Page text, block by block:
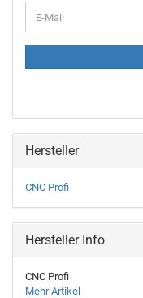
ZUR
E-
Mail
Hersteller
CNC Profi
Hersteller Info
CNC Profi
Mehr Artikel